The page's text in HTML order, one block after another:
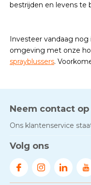
bestrijden en levens te
Investeer vandaag
omgeving met onze
sprayblussers.
Neem contact op
Ons klantenservice
Volg ons